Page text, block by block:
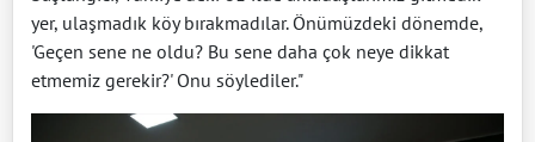
yer, ulaşmadık köy bırakmadılar. Önümüzdeki dönemde,
'Geçen sene ne oldu? Bu sene daha çok neye dikkat
etmemiz gerekir?' Onu söylediler."